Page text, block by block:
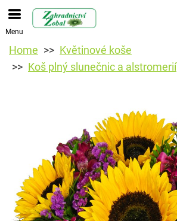
Menu
Home
Květinové koše
Koš plný slunečnic a alstromerií